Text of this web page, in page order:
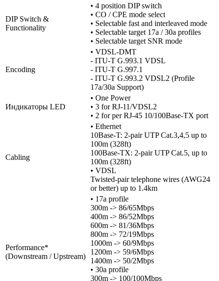
DIP Switch &
Functionality
• 4 position DIP switch
• CO / CPE mode select
• Selectable fast and interleaved mode
• Selectable target 17a / 30a profiles
• Selectable target SNR mode
Encoding
• VDSL-DMT
- ITU-T G.993.1 VDSL
- ITU-T G.997.1
- ITU-T G.993.2 VDSL2 (Profile
17a/30a Support)
Индикаторы LED
• One Power
• 3 for RJ-11/VDSL2
• 2 for per RJ-45 10/100Base-TX port
Cabling
• Ethernet
10Base-T: 2-pair UTP Cat.3,4,5 up to
100m (328ft)
100Base-TX: 2-pair UTP Cat.5, up to
100m (328ft)
• VDSL
Twisted-pair telephone wires (AWG24
or better) up to 1.4km
Performance*
(Downstream / Upstream)
• 17a profile
300m -> 86/65Mbps
400m -> 86/52Mbps
600m -> 81/36Mbps
800m -> 72/19Mbps
1000m -> 60/9Mbps
1200m -> 59/6Mbps
1400m -> 50/2Mbps
• 30a profile
300m -> 100/100Mbps